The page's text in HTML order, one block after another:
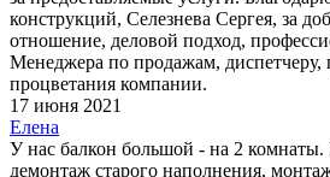
конструкций, Селезнева Сергея, за
отношение, деловой подход,
Менеджера по продажам, диспетчеру,
процветания компании.
17 июня 2021
Елена
У нас балкон большой - на 2
демонтаж старого наполнения,